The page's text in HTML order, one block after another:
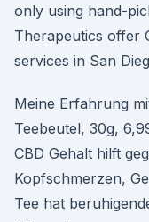
only using hand-
Therapeutics offer
services in San
Meine Erfahrung
Teebeutel, 30g,
CBD Gehalt hilft
Kopfschmerzen,
Tee hat